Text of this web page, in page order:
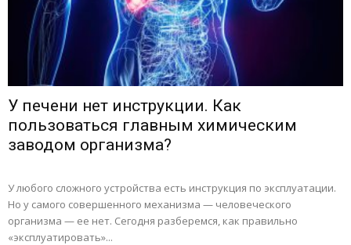
У печени нет инструкции. Как
пользоваться главным химическим
заводом организма?
У любого сложного устройства есть инструкция по эксплуатации.
Но у самого совершенного механизма — человеческого
организма — ее нет. Сегодня разберемся, как правильно
«эксплуатировать»...